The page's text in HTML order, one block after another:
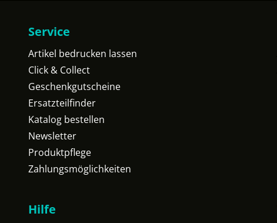
Service
Artikel bedrucken lassen
Click & Collect
Geschenkgutscheine
Ersatzteilfinder
Katalog bestellen
Newsletter
Produktpflege
Zahlungsmöglichkeiten
Hilfe